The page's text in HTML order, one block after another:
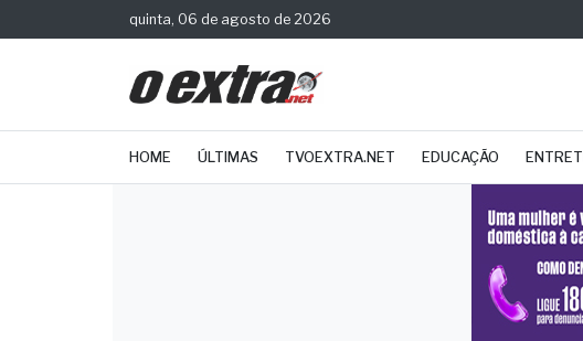
quinta, 06 de agosto de 2026
HOME ÚLTIMAS TVOEXTRA.NET EDUCAÇÃO